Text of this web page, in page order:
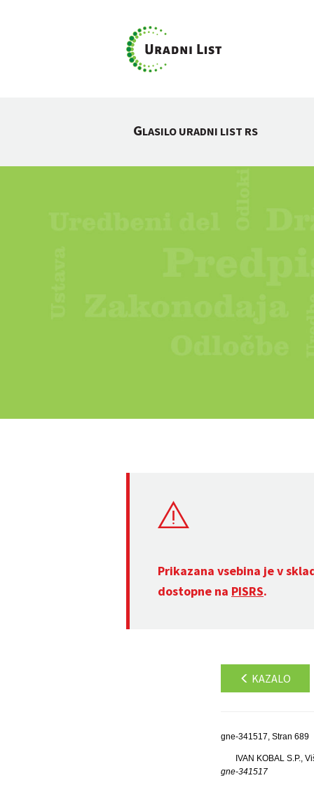
GLASILO URADNI LIST RS
Prikazana vsebina je v
dostopne na PISRS.
KAZALO
gne-341517, Stran 689
IVAN KOBAL S.P.,
gne-341517